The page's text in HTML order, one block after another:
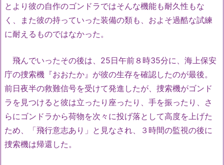
とより彼の自作のゴンドラではそんな機能も耐久性もな
く、また彼の持っていった装備の類も、およそ過酷な試練
に耐えるものではなかった。
飛んでいったその後は、25日午前８時35分に、海上保安
庁の捜索機『おおたか』が彼の生存を確認したのが最後。
前日夜半の救難信号を受けて発進したが、捜索機がゴンド
ラを見つけると彼は立ったり座ったり、手を振ったり、さ
らにゴンドラから荷物を次々に投げ落として高度を上げた
ため、「飛行意志あり」と見なされ、３時間の監視の後に
捜索機は帰還した。